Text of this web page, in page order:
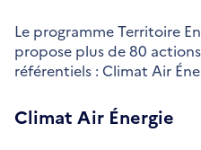
Le programme Territoire
propose plus de 80
référentiels : Climat Air
Climat Air Énergie